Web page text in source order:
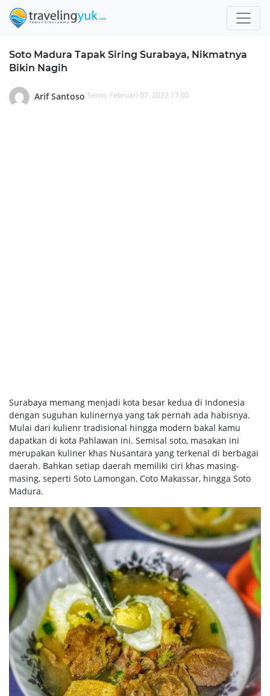
Soto Madura Tapak Siring Surabaya, Nikmatnya
Bikin Nagih
Arif Santoso Senin, Februari 07, 2022 17.00
Surabaya memang menjadi kota besar kedua di Indonesia
dengan suguhan kulinernya yang tak pernah ada habisnya.
Mulai dari kulienr tradisional hingga modern bakal kamu
dapatkan di kota Pahlawan ini. Semisal soto, masakan ini
merupakan kuliner khas Nusantara yang terkenal di berbagai
daerah. Bahkan setiap daerah memiliki ciri khas masing-
masing, seperti Soto Lamongan, Coto Makassar, hingga Soto
Madura.